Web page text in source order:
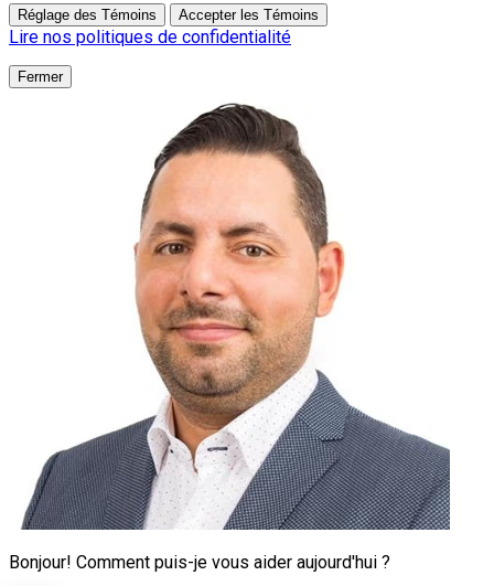
Réglage des Témoins Accepter les Témoins
Lire nos politiques de confidentialité
Fermer
Bonjour! Comment puis-je vous aider aujourd'hui ?